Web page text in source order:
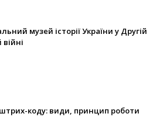
музей історії України у Другій
війні
коду: види, принцип роботи